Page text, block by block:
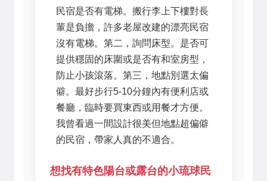
民宿是否有電梯。搬行李上下樓對長
輩是負擔，許多老屋改建的漂亮民宿
沒有電梯。第二，詢問床型。是否可
提供穩固的床圍或是否有和室房型，
防止小孩滾落。第三，地點別選太偏
僻。最好步行5-10分鐘內有便利店或
餐廳，臨時要買東西或用餐才方便。
我曾看過一間設計很美但地點超偏僻
的民宿，帶家人真的不適合。
想找有特色陽台或露台的小琉球民